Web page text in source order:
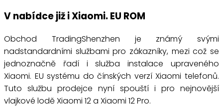
V nabídce již i Xiaomi. EU ROM
Obchod TradingShenzhen je známý svými
nadstandardními službami pro zákazníky, mezi což se
jednoznačně řadí i služba instalace upraveného
Xiaomi. EU systému do čínských verzí Xiaomi telefonů.
Tuto službu prodejce nyní spouští i pro nejnovější
vlajkové lodě Xiaomi 12 a Xiaomi 12 Pro.